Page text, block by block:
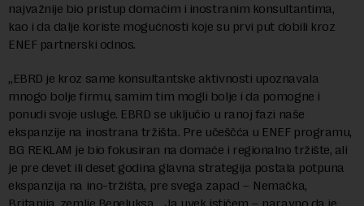
najvažnije bio pristup domaćim i inostranim konsultantima,
kao i da dalje koriste mogućnosti koje su prvi put dobili kroz
ENEF partnerski odnos.
„EBRD je kroz same konsultantske aktivnosti upoznavala
mnogo bolje firmu, samim tim mogli bolje i da pomogne i
ponudi svoje usluge. EBRD se uključio u ranoj fazi naše
ekspanzije na inostrana tržišta. Pre učeščća u ENEF programu,
BG REKLAM je bio fokusiran na domaće i regionalno tržište, ali
je pre devet ili deset godina glavna strategija postala potpuna
ekspanzija na ino-tržišta, pre svega zapad – Nemačka,